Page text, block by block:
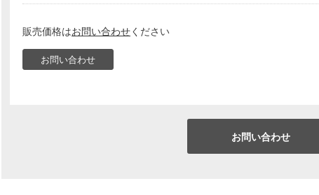
販売価格はお問い合わせください
お問い合わせ
お問い合わせ